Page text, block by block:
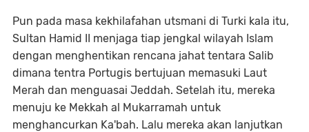
Pun pada masa kekhilafahan utsmani di Turki kala itu,
Sultan Hamid II menjaga tiap jengkal wilayah Islam
dengan menghentikan rencana jahat tentara Salib
dimana tentra Portugis bertujuan memasuki Laut
Merah dan menguasai Jeddah. Setelah itu, mereka
menuju ke Mekkah al Mukarramah untuk
menghancurkan Ka'bah. Lalu mereka akan lanjutkan